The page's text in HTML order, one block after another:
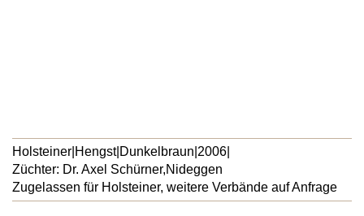
Holsteiner Hengst| Dunkelbraun 2006
Züchter: Dr. Axel Schürner,Nideggen
Zugelassen für Holsteiner, weitere Verbände auf Anfrage